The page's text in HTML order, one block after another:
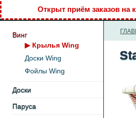
Открыт приём заказов на
Винг
▶ Крылья Wing
Доски Wing
Фойлы Wing
Доски
Паруса